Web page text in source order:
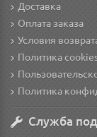
Доставка
Оплата заказа
Условия
Политика
Политика
Служба